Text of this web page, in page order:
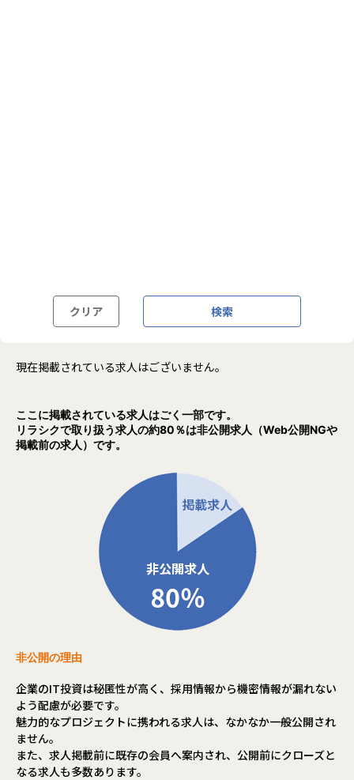
クリア 検索
現在掲載されている求人はございません。
ここに掲載されている求人はごく一部です。
リラシクで取り扱う求人の約80％は非公開求人（Web公開NGや
掲載前の求人）です。
非公開の理由
企業のIT投資は秘匿性が高く、採用情報から機密情報が漏れない
よう配慮が必要です。
魅力的なプロジェクトに携われる求人は、なかなか一般公開され
ません。
また、求人掲載前に既存の会員へ案内され、公開前にクローズと
なる求人も多数あります。